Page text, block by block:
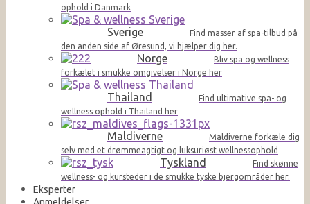
ophold i Danmark
Sverige
Find masser af spa-tilbud på
den anden side af Øresund, vi hjælper dig her.
Norge
Bliv spa og wellness
forkælet i smukke omgivelser i Norge her
Thailand
Find ultimative spa- og
wellness ophold i Thailand her
Maldiverne
Maldiverne forkæle dig
selv med et drømmeagtigt og luksuriøst wellnessophold
Tyskland
Find skønne
wellness- og kursteder i de smukke tyske bjergområder her.
Eksperter